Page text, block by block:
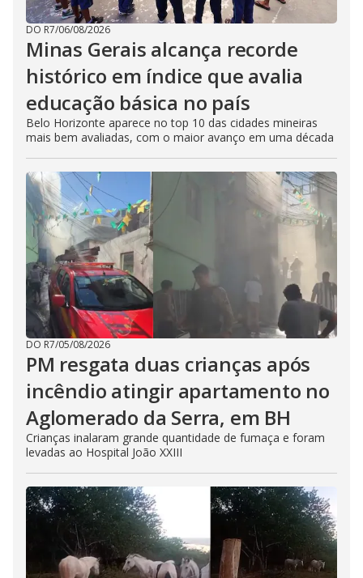
DO R7/06/08/2026
Minas Gerais alcança recorde
histórico em índice que avalia
educação básica no país
Belo Horizonte aparece no top 10 das cidades mineiras
mais bem avaliadas, com o maior avanço em uma década
DO R7/05/08/2026
PM resgata duas crianças após
incêndio atingir apartamento no
Aglomerado da Serra, em BH
Crianças inalaram grande quantidade de fumaça e foram
levadas ao Hospital João XXIII